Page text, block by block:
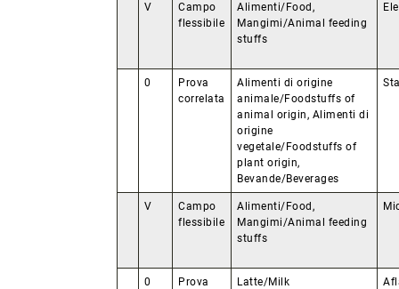
V
Campo
flessibile
Alimenti/Food,
Mangimi/Animal feeding
stuffs
0
Prova
correlata
Alimenti di origine
animale/Foodstuffs of
animal origin, Alimenti di
origine
vegetale/Foodstuffs of
plant origin,
Bevande/Beverages
V
Campo
flessibile
Alimenti/Food,
Mangimi/Animal feeding
stuffs
0
Prova
Latte/Milk